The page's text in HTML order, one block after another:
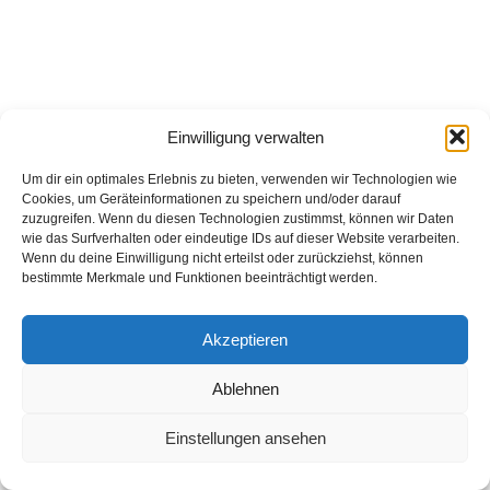
Einwilligung verwalten
Um dir ein optimales Erlebnis zu bieten, verwenden wir Technologien wie
Cookies, um Geräteinformationen zu speichern und/oder darauf
zuzugreifen. Wenn du diesen Technologien zustimmst, können wir Daten
wie das Surfverhalten oder eindeutige IDs auf dieser Website verarbeiten.
Wenn du deine Einwilligung nicht erteilst oder zurückziehst, können
bestimmte Merkmale und Funktionen beeinträchtigt werden.
Akzeptieren
Ablehnen
Einstellungen ansehen